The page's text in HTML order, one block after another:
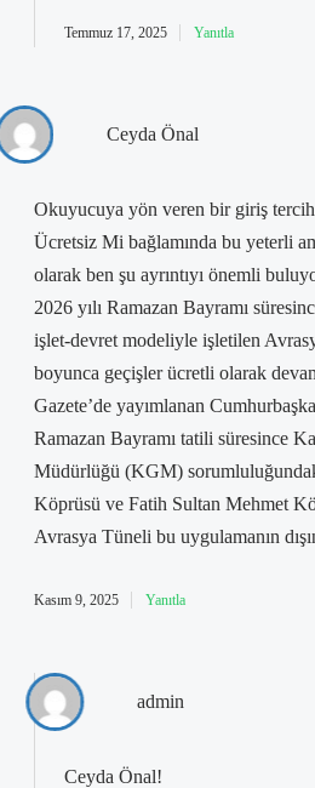
Temmuz 17, 2025 Yanıtla
Ceyda Önal
Okuyucuya yön veren bir giriş
Ücretsiz Mi bağlamında bu yeterli
olarak ben şu ayrıntıyı önemli
2026 yılı Ramazan Bayramı
işlet-devret modeliyle işletilen
boyunca geçişler ücretli olarak
Gazete’de yayımlanan
Ramazan Bayramı tatili süresince
Müdürlüğü (KGM)
Köprüsü ve Fatih Sultan Mehmet
Avrasya Tüneli bu uygulamanın
Kasım 9, 2025 Yanıtla
admin
Ceyda Önal!